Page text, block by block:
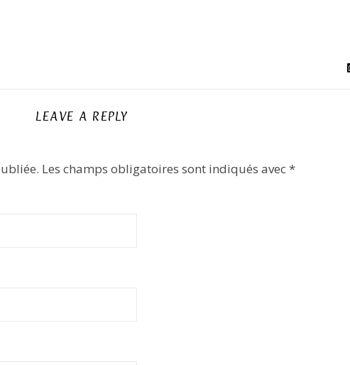
LEAVE A REPLY
Les champs obligatoires sont indiqués avec*